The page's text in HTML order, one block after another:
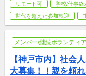
リモート可 学校/仕事終
世代を超えた参加歓迎
メンバー/継続ボランティア
【神戸市内】社会
大募集！！親を頼